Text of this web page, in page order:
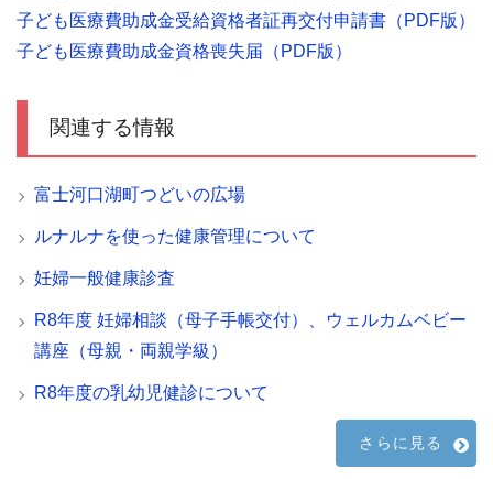
子ども医療費助成金受給資格者証再交付申請書（PDF版）
子ども医療費助成金資格喪失届（PDF版）
関連する情報
富士河口湖町つどいの広場
ルナルナを使った健康管理について
妊婦一般健康診査
R8年度 妊婦相談（母子手帳交付）、ウェルカムベビー
講座（母親・両親学級）
R8年度の乳幼児健診について
さらに見る